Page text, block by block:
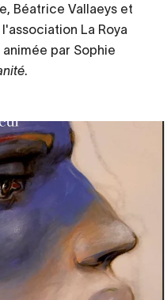
Béatrice Vallaeys et
La Roya
par Sophie
.